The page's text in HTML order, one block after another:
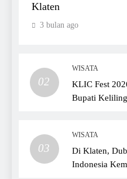
Klaten
3 bulan ago
02
WISATA
KLIC Fest
Bupati
03
WISATA
Di Klaten,
Indonesia